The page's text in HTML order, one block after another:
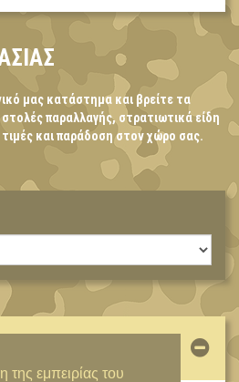
της εμπειρίας του
μας κατάστημα και βρείτε τα
παραλλαγής, στρατιωτικά είδη
και παράδοση στον χώρο σας.